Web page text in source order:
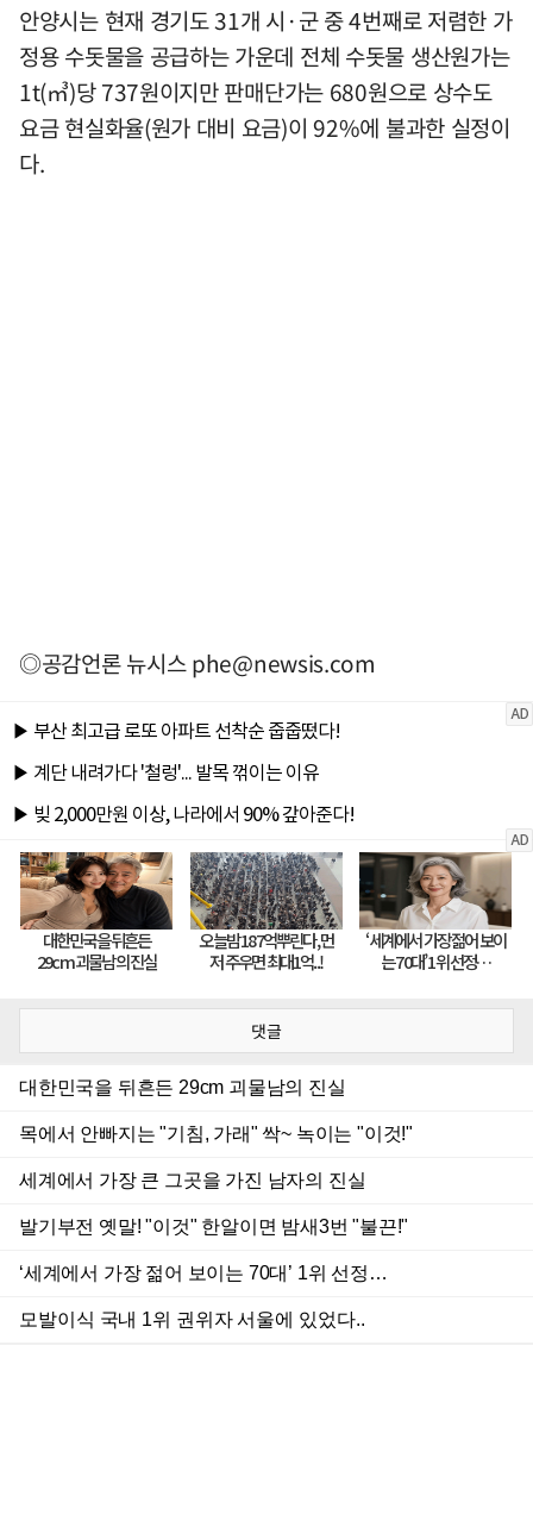
안양시는 현재 경기도 31개 시·군 중 4번째로 저렴한 가
정용 수돗물을 공급하는 가운데 전체 수돗물 생산원가는
1t(㎥)당 737원이지만 판매단가는 680원으로 상수도
요금 현실화율(원가 대비 요금)이 92%에 불과한 실정이
다.
◎공감언론 뉴시스phe@newsis.com
댓글